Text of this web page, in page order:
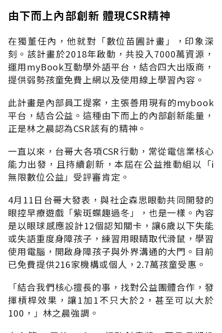
由下而上內部創新 體現CSR精神
在獨董任內，他就對「數位苗圃計畫」，印象深
刻。該計畫於2018年啟動，共投入7000萬資源，
運用myBook互動學外語平台，結合四大出版商，
提供弱勢孩童免費上網以及使用線上學習內容。
此計畫是內部員工提案，主張善用現有的mybook
平台，結合公益。這種由下而上的內部創新能量，
正是林之晨認為CSR該有的精神。
一直以來，台哥大各項CSR行動，常從電信業核心
能力出發，且持續創新，本屆在公益推動組以「i
無限數位公益」受評審肯定。
4月11日台哥大發表，與社企森思眼動共同開發的
眼控早療遊戲「紫斑蝶趣過冬」，也是一樣。內容
是以眼球感應設計12個認知關卡，讓6歲以下失能
或失語重度身障孩子，練習用眼睛取代滑鼠，學習
使用電腦，開啟身障孩子與外界溝通的大門。目前
已免費提供216家機構或個人，2.7萬孩童受惠。
「結合我們核心擅長的事，找對公益團體合作，發
揮槓桿效果，讓1加1不只大於2，甚至可以大於
100，」林之晨強調。